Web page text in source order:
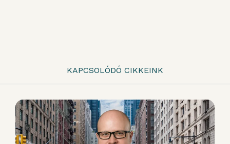
KAPCSOLÓDÓ CIKKEINK